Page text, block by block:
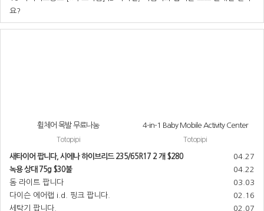
요?
휠체어 목발 무료나눔
Totopipi
4-in-1 Baby Mobile Activity Center
Totopipi
04.27
새타이어 팝니다, 시에나 하이브리드 235/65R17 2 개 $280
04.22
녹용 상대 75g $30불
03.03
돔 라이트 팝니다
02.16
다이슨 에어랩 i.d. 핑크 팝니다.
02.07
세탁기 팝니다.